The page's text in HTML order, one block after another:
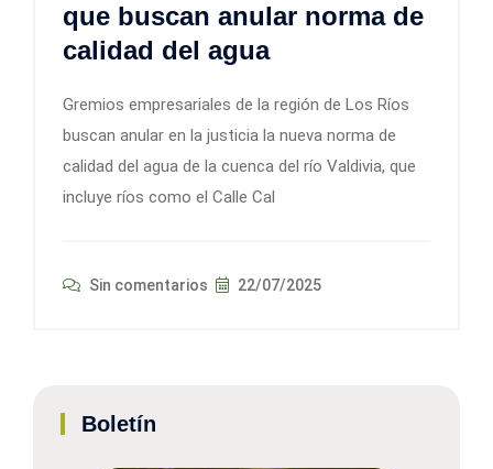
que buscan anular norma de
calidad del agua
Gremios empresariales de la región de Los Ríos
buscan anular en la justicia la nueva norma de
calidad del agua de la cuenca del río Valdivia, que
incluye ríos como el Calle Cal
Sin comentarios 22/07/2025
Boletín